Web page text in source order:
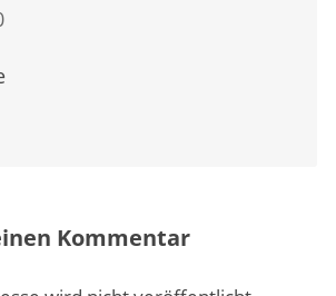
Kommentar